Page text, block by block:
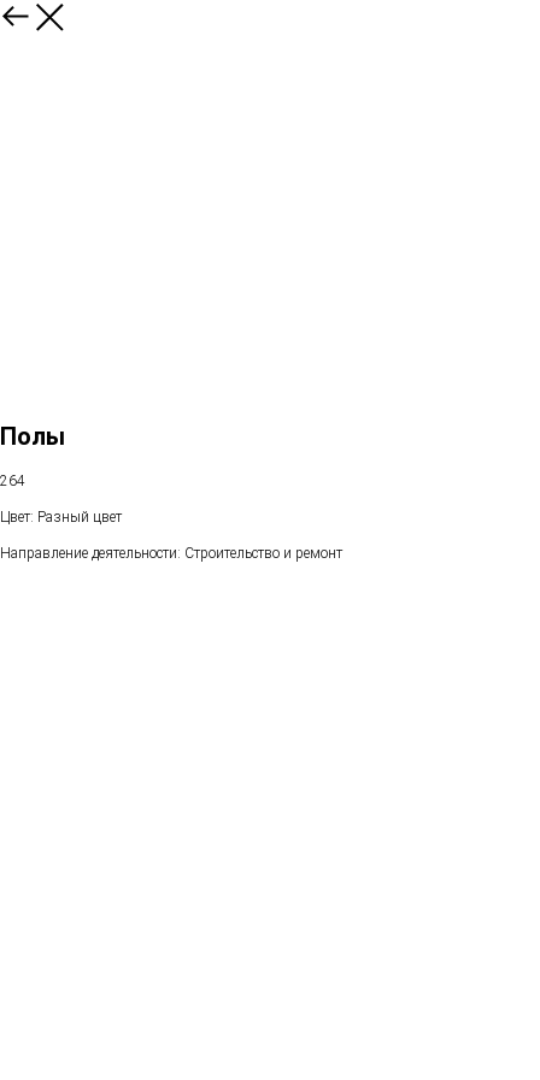
Полы
264
Цвет: Разный цвет
Направление деятельности: Строительство и ремонт